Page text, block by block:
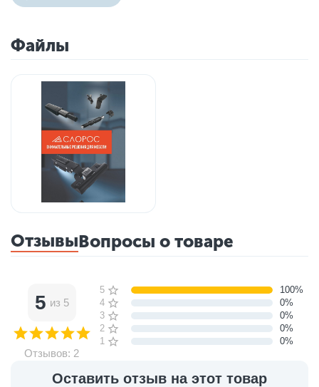
Файлы
ОтзывыВопросы о товаре
Оставить отзыв на этот товар
5 из 5
Отзывов: 2
5 звёзд
100%
4 звезды
0%
3 звезды
0%
2 звезды
0%
1 звезда
0%